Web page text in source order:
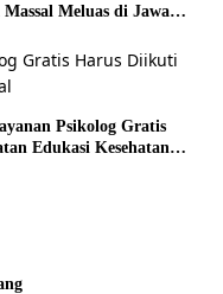
Meluas di Jawa
Psikolog Gratis
Edukasi Kesehatan